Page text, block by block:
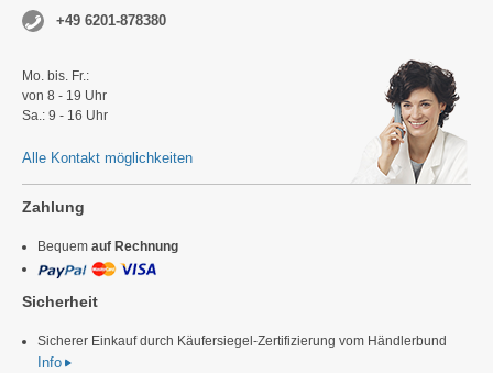
+49 6201-878380
Mo. bis. Fr.:
von 8 - 19 Uhr
Sa.: 9 - 16 Uhr
Alle Kontakt möglichkeiten
Zahlung
Bequem auf Rechnung
Sicherheit
Sicherer Einkauf durch Käufersiegel-Zertifizierung vom Händlerbund
Info